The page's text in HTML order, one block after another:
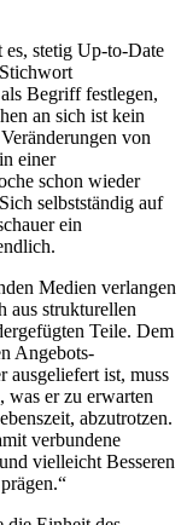
es, stetig Up-to-Date
Begriff festlegen,
an sich ist kein
von
einer
schon wieder
selbstständig auf
ein
Medien verlangen
aus strukturellen
Teile. Dem
Angebots-
ausgeliefert ist, muss
was er zu erwarten
abzutrotzen.
verbundene
vielleicht Besseren